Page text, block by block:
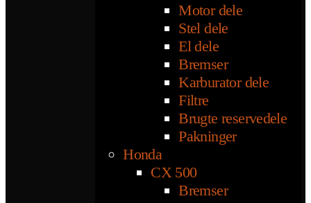
Motor dele
Stel dele
El dele
Bremser
Karburator dele
Filtre
Brugte reservedele
Pakninger
Honda
CX 500
Bremser